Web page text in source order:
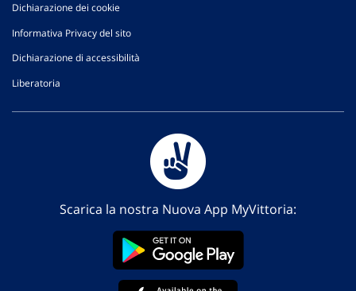
Dichiarazione dei cookie
Informativa Privacy del sito
Dichiarazione di accessibilità
Liberatoria
Scarica la nostra Nuova App MyVittoria: